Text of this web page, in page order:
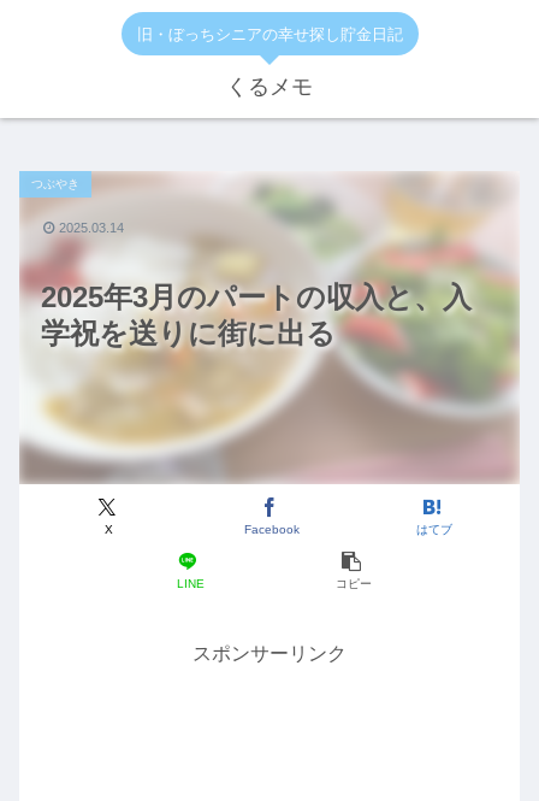
旧・ぼっちシニアの幸せ探し貯金日記
くるメモ
2025年3月のパートの収入と、入
学祝を送りに街に出る
つぶやき
X Facebook はてブ
LINE コピー
2025.03.14
スポンサーリンク